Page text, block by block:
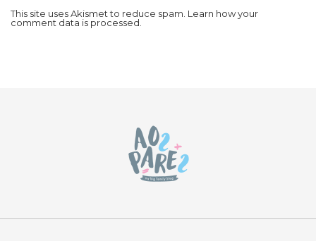
This site uses Akismet to reduce spam. Learn how your
comment data is processed.